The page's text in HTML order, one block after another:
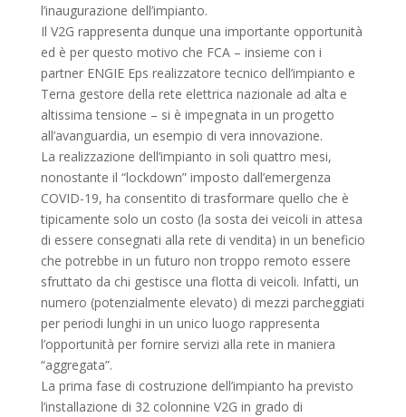
l’inaugurazione dell’impianto.
Il V2G rappresenta dunque una importante opportunità
ed è per questo motivo che FCA – insieme con i
partner ENGIE Eps realizzatore tecnico dell’impianto e
Terna gestore della rete elettrica nazionale ad alta e
altissima tensione – si è impegnata in un progetto
all’avanguardia, un esempio di vera innovazione.
La realizzazione dell’impianto in soli quattro mesi,
nonostante il “lockdown” imposto dall’emergenza
COVID-19, ha consentito di trasformare quello che è
tipicamente solo un costo (la sosta dei veicoli in attesa
di essere consegnati alla rete di vendita) in un beneficio
che potrebbe in un futuro non troppo remoto essere
sfruttato da chi gestisce una flotta di veicoli. Infatti, un
numero (potenzialmente elevato) di mezzi parcheggiati
per periodi lunghi in un unico luogo rappresenta
l’opportunità per fornire servizi alla rete in maniera
“aggregata”.
La prima fase di costruzione dell’impianto ha previsto
l’installazione di 32 colonnine V2G in grado di